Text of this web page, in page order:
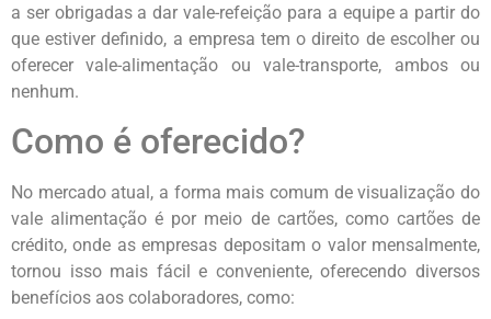
a ser obrigadas a dar vale-refeição para a equipe a partir do
que estiver definido, a empresa tem o direito de escolher ou
oferecer vale-alimentação ou vale-transporte, ambos ou
nenhum.
Como é oferecido?
No mercado atual, a forma mais comum de visualização do
vale alimentação é por meio de cartões, como cartões de
crédito, onde as empresas depositam o valor mensalmente,
tornou isso mais fácil e conveniente, oferecendo diversos
benefícios aos colaboradores, como: